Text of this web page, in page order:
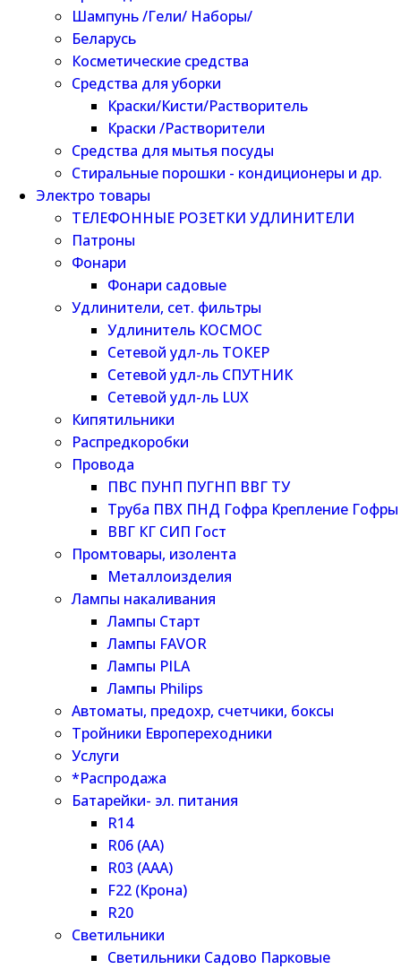
Шампунь /Гели/ Наборы/
Беларусь
Косметические средства
Средства для уборки
Краски/Кисти/Растворитель
Краски /Растворители
Средства для мытья посуды
Стиральные порошки - кондиционеры и др.
Электро товары
ТЕЛЕФОННЫЕ РОЗЕТКИ УДЛИНИТЕЛИ
Патроны
Фонари
Фонари садовые
Удлинители, сет. фильтры
Удлинитель КОСМОС
Сетевой удл-ль ТОКЕР
Сетевой удл-ль СПУТНИК
Сетевой удл-ль LUX
Кипятильники
Распредкоробки
Провода
ПВС ПУНП ПУГНП ВВГ ТУ
Труба ПВХ ПНД Гофра Крепление Гофры
ВВГ КГ СИП Гост
Промтовары, изолента
Металлоизделия
Лампы накаливания
Лампы Старт
Лампы FAVOR
Лампы PILA
Лампы Philips
Автоматы, предохр, счетчики, боксы
Тройники Европереходники
Услуги
*Распродажа
Батарейки- эл. питания
R14
R06 (AA)
R03 (AAA)
F22 (Крона)
R20
Светильники
Светильники Садово Парковые